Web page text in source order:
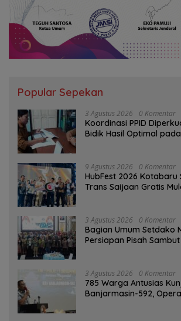
Popular Sepekan
3 Agustus 2026 0 Komentar
Koordinasi PPID
Bidik Hasil Optimal
9 Agustus 2026 0 Komentar
HubFest 2026 Kotabaru
Trans Saijaan Gratis
3 Agustus 2026 0 Komentar
Bagian Umum Setdako
Persiapan Pisah
3 Agustus 2026 0 Komentar
785 Warga Antusias
Banjarmasin-592,